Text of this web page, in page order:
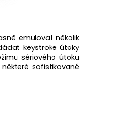
emulovat několik
keystroke útoky
sériového útoku
sofistikované